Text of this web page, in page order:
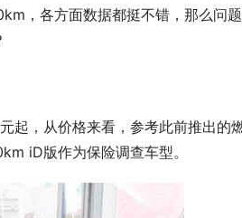
，各方面数据都挺不错，那么问
起，从价格来看，参考此前推出的
iD版作为保险调查车型。